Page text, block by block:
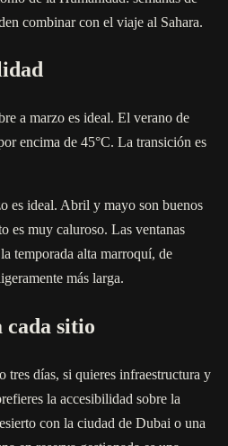
combinar con el viaje al Sahara.
a marzo es ideal. El verano de
encima de 45°C. La transición es
es ideal. Abril y mayo son buenos
es muy caluroso. Las ventanas
temporada alta marroquí, de
más larga.
sitio
tres días, si quieres infraestructura y
la accesibilidad sobre la
con la ciudad de Dubai o una